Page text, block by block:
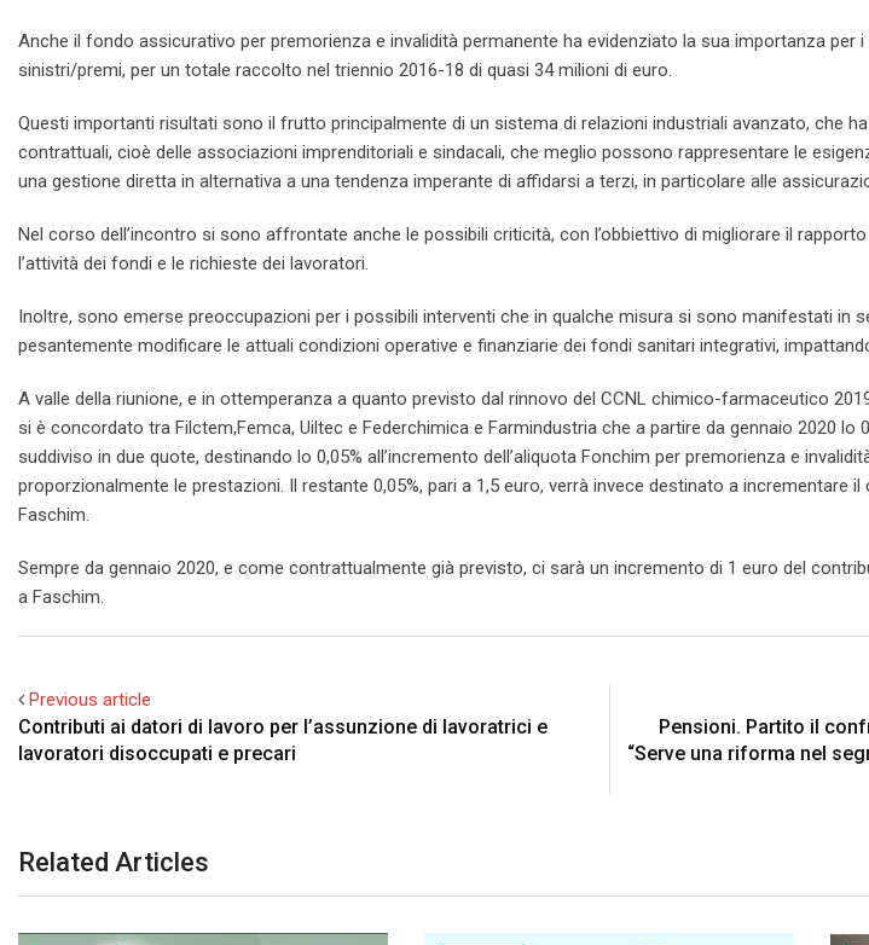
Anche il fondo assicurativo per premorienza e invalidità permanente ha evidenziato la sua importanza per
sinistri/premi, per un totale raccolto nel triennio 2016-18 di quasi 34 milioni di euro.
Questi importanti risultati sono il frutto principalmente di un sistema di relazioni industriali avanzato, che
contrattuali, cioè delle associazioni imprenditoriali e sindacali, che meglio possono rappresentare le
una gestione diretta in alternativa a una tendenza imperante di affidarsi a terzi, in particolare alle
Nel corso dell’incontro si sono affrontate anche le possibili criticità, con l’obbiettivo di migliorare il
l’attività dei fondi e le richieste dei lavoratori.
Inoltre, sono emerse preoccupazioni per i possibili interventi che in qualche misura si sono manifestati in
pesantemente modificare le attuali condizioni operative e finanziarie dei fondi sanitari integrativi,
A valle della riunione, e in ottemperanza a quanto previsto dal rinnovo del CCNL chimico-farmaceutico
si è concordato tra Filctem,Femca, Uiltec e Federchimica e Farmindustria che a partire da gennaio 2020 lo
suddiviso in due quote, destinando lo 0,05% all’incremento dell’aliquota Fonchim per premorienza e
proporzionalmente le prestazioni. Il restante 0,05%, pari a 1,5 euro, verrà invece destinato a incrementare
Faschim.
Sempre da gennaio 2020, e come contrattualmente già previsto, ci sarà un incremento di 1 euro del
a Faschim.
Previous article
Contributi ai datori di lavoro per l’assunzione di lavoratrici e
lavoratori disoccupati e precari
Pensioni. Partito il
“Serve una riforma nel
Related Articles